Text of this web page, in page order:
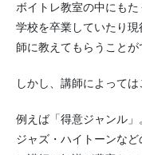
ボイトレ教室の中にも
学校を卒業していたり
師に教えてもらうことが
しかし、講師によっては
例えば「得意ジャンル
ジャズ・ハイトーンな